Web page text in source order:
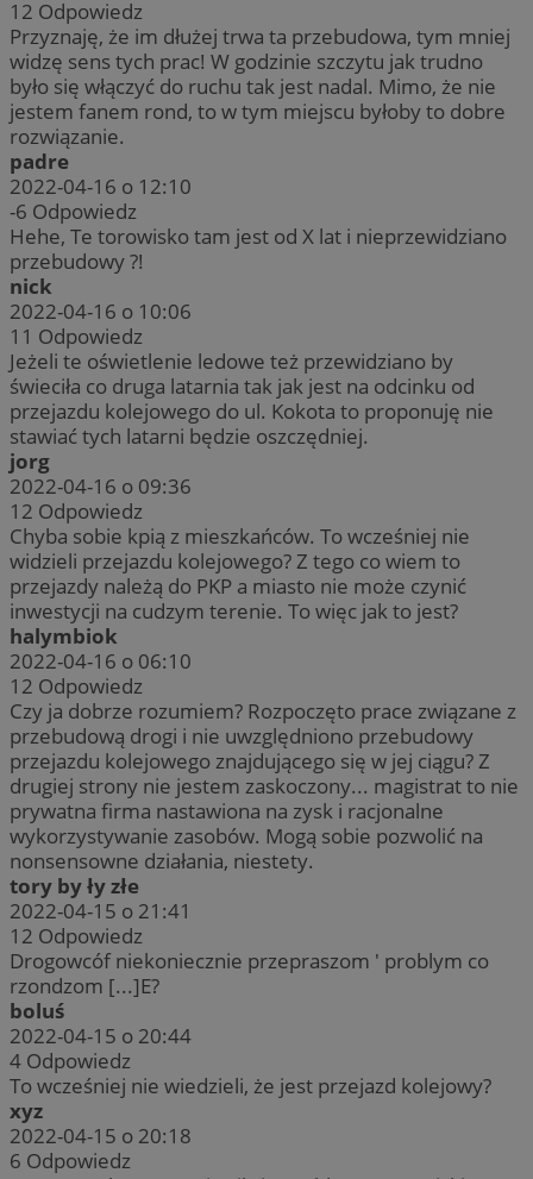
12 Odpowiedz
Przyznaję, że im dłużej trwa ta przebudowa, tym mniej
widzę sens tych prac! W godzinie szczytu jak trudno
było się włączyć do ruchu tak jest nadal. Mimo, że nie
jestem fanem rond, to w tym miejscu byłoby to dobre
rozwiązanie.
padre
2022-04-16 o 12:10
-6 Odpowiedz
Hehe, Te torowisko tam jest od X lat i nieprzewidziano
przebudowy ?!
nick
2022-04-16 o 10:06
11 Odpowiedz
Jeżeli te oświetlenie ledowe też przewidziano by
świeciła co druga latarnia tak jak jest na odcinku od
przejazdu kolejowego do ul. Kokota to proponuję nie
stawiać tych latarni będzie oszczędniej.
jorg
2022-04-16 o 09:36
12 Odpowiedz
Chyba sobie kpią z mieszkańców. To wcześniej nie
widzieli przejazdu kolejowego? Z tego co wiem to
przejazdy należą do PKP a miasto nie może czynić
inwestycji na cudzym terenie. To więc jak to jest?
halymbiok
2022-04-16 o 06:10
12 Odpowiedz
Czy ja dobrze rozumiem? Rozpoczęto prace związane z
przebudową drogi i nie uwzględniono przebudowy
przejazdu kolejowego znajdującego się w jej ciągu? Z
drugiej strony nie jestem zaskoczony... magistrat to nie
prywatna firma nastawiona na zysk i racjonalne
wykorzystywanie zasobów. Mogą sobie pozwolić na
nonsensowne działania, niestety.
tory by ły złe
2022-04-15 o 21:41
12 Odpowiedz
Drogowcóf niekoniecznie przepraszom ' problym co
rzondzom [...]E?
boluś
2022-04-15 o 20:44
4 Odpowiedz
To wcześniej nie wiedzieli, że jest przejazd kolejowy?
xyz
2022-04-15 o 20:18
6 Odpowiedz